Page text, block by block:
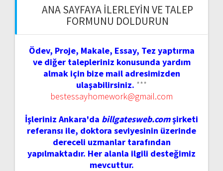
ANA SAYFAYA İLERLEYIN VE TALEP
FORMUNU DOLDURUN
Ödev, Proje, Makale, Essay, Tez yaptırma
ve diğer talepleriniz konusunda yardım
almak için bize mail adresimizden
ulaşabilirsiniz. ***
bestessayhomework@gmail.com
İşleriniz Ankara'da billgatesweb.comşirketi
referansı ile, doktora seviyesinin üzerinde
dereceli uzmanlar tarafından
yapılmaktadır. Her alanla ilgili desteğimiz
mevcuttur.